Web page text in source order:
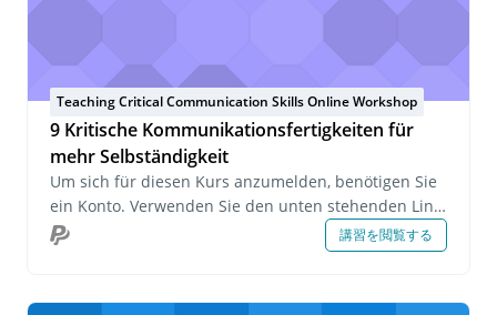
Teaching Critical Communication Skills Online Workshop
9 Kritische Kommunikationsfertigkeiten für
mehr Selbständigkeit
Um sich für diesen Kurs anzumelden, benötigen Sie
ein Konto. Verwenden Sie den unten stehenden Link,
um sich anzumelden oder ein Konto zu erstellen.
Wenn Sie Fragen zu diesem Kurs haben oder sich
senden Sie uns bitte eine E-Mail an
講習を閲覧する